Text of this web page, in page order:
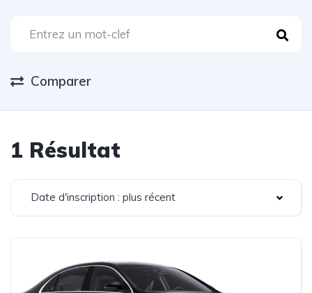
Comparer
1 Résultat
Date d'inscription : plus récent